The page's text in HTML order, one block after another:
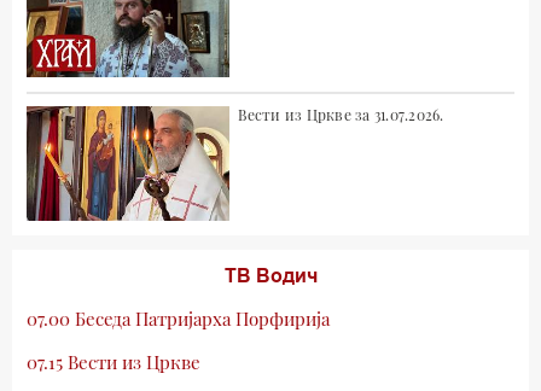
Вести из Цркве за 31.07.2026.
ТВ Водич
07.00 Беседа Патријарха Порфирија
07.15 Вести из Цркве